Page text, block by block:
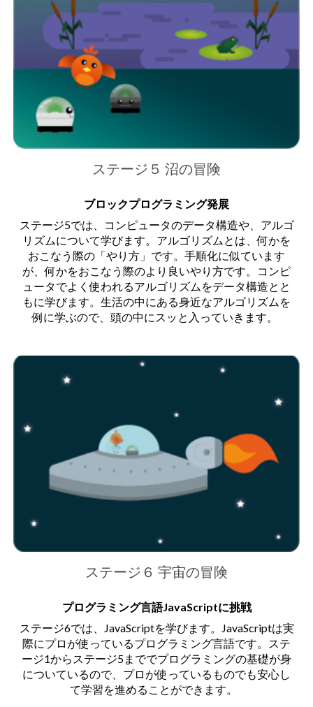
ステージ５ 沼の冒険
ブロックプログラミング発展
ステージ5では、コンピュータのデータ構造や、アルゴ
リズムについて学びます。アルゴリズムとは、何かを
おこなう際の「やり方」です。手順化に似ています
が、何かをおこなう際のより良いやり方です。コンピ
ュータでよく使われるアルゴリズムをデータ構造とと
もに学びます。生活の中にある身近なアルゴリズムを
例に学ぶので、頭の中にスッと入っていきます。
ステージ６ 宇宙の冒険
プログラミング言語JavaScriptに挑戦
ステージ6では、JavaScriptを学びます。JavaScriptは実
際にプロが使っているプログラミング言語です。ステ
ージ1からステージ5まででプログラミングの基礎が身
についているので、プロが使っているものでも安心し
て学習を進めることができます。